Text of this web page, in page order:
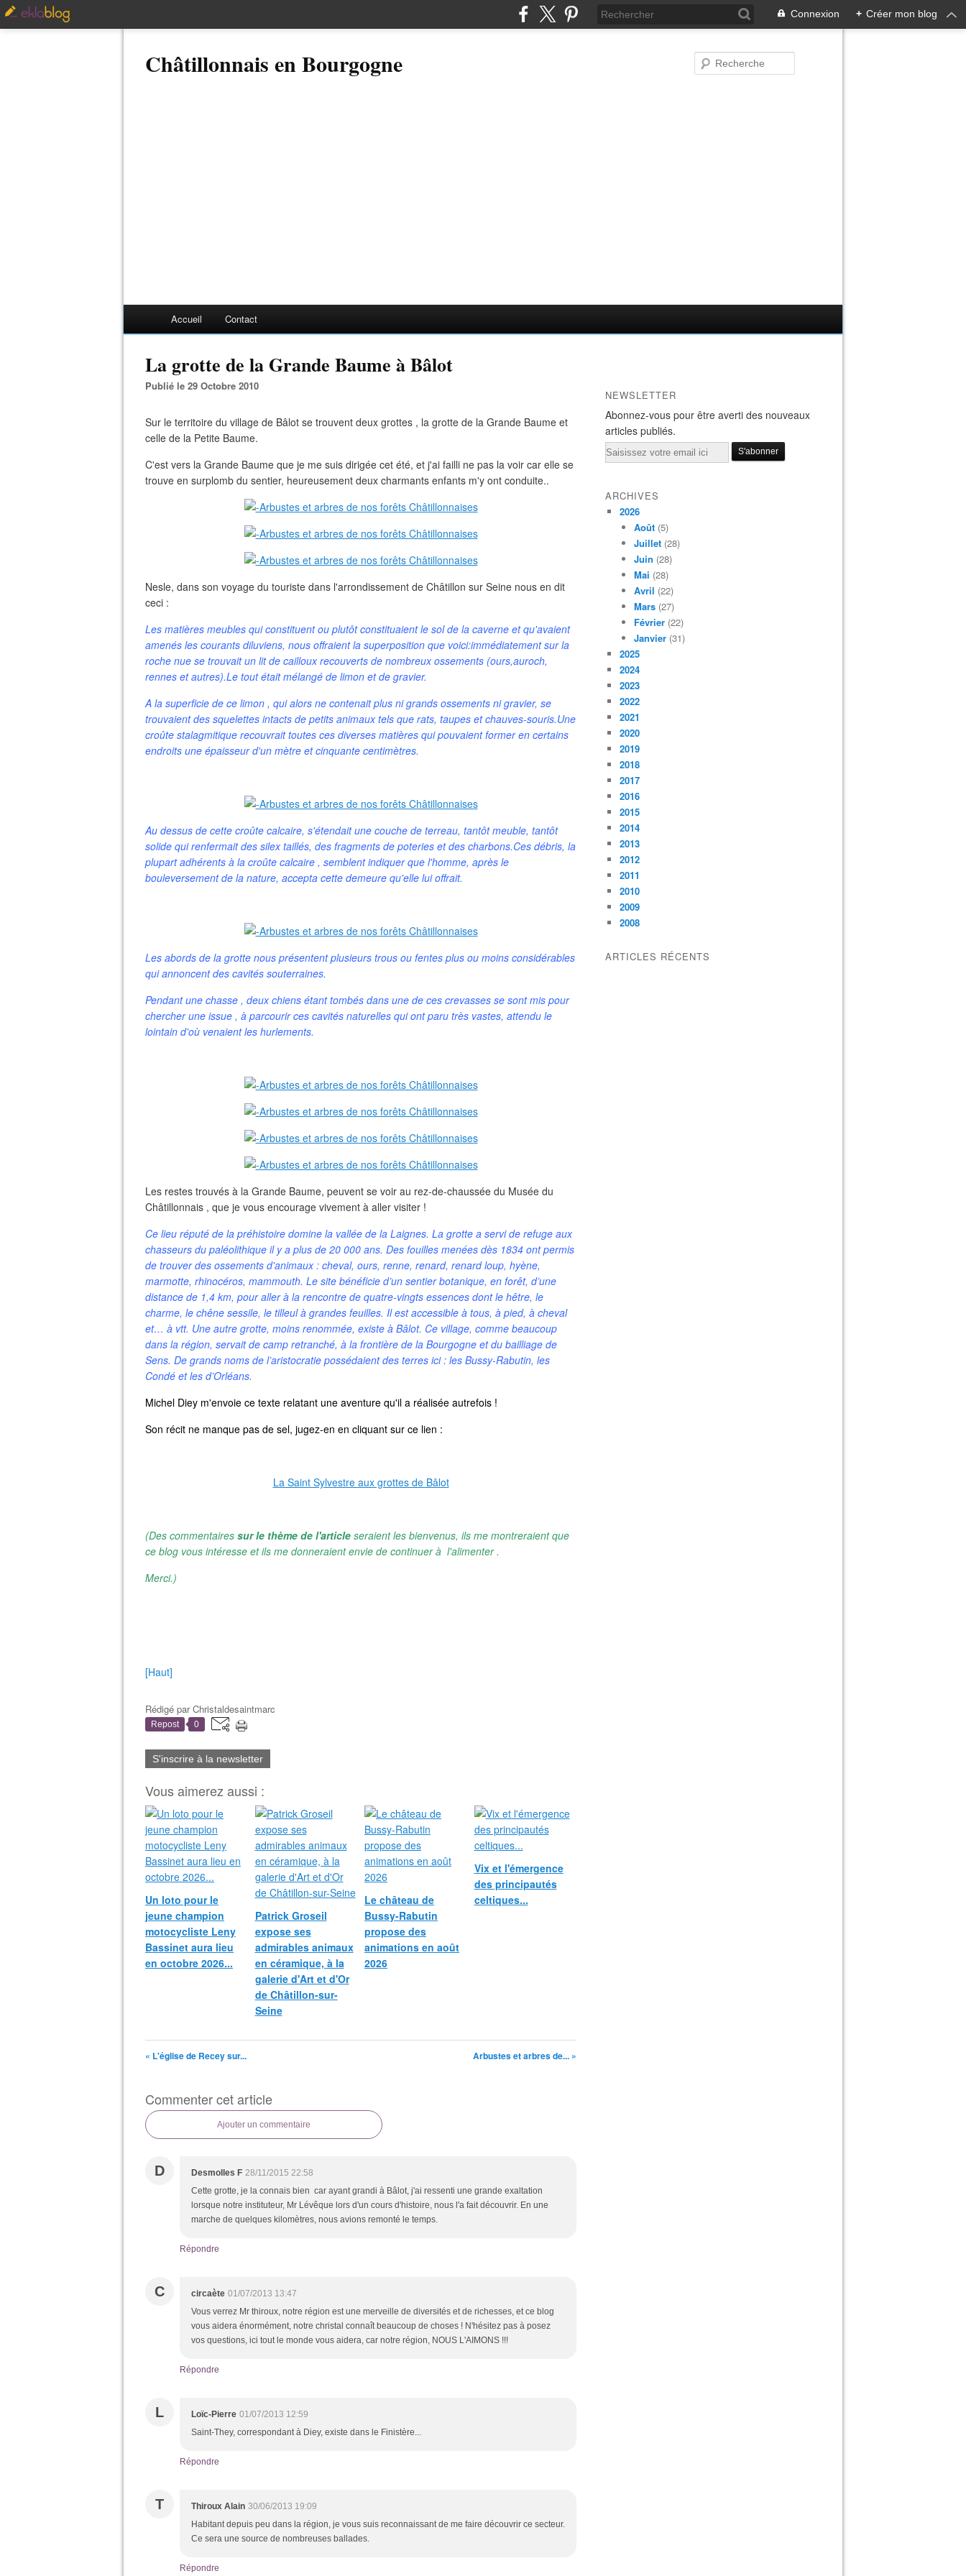
Connexion + Créer mon blog
Châtillonnais en Bourgogne
Accueil Contact
La grotte de la Grande Baume à Bâlot
Publié le 29 Octobre 2010
Sur le territoire du village de Bâlot se trouvent deux grottes , la grotte de la Grande Baume et
celle de la Petite Baume.
C'est vers la Grande Baume que je me suis dirigée cet été, et j'ai failli ne pas la voir car elle se
trouve en surplomb du sentier, heureusement deux charmants enfants m'y ont conduite..
Nesle, dans son voyage du touriste dans l'arrondissement de Châtillon sur Seine nous en dit
ceci :
Les matières meubles qui constituent ou plutôt constituaient le sol de la caverne et qu'avaient
amenés les courants diluviens, nous offraient la superposition que voici:immédiatement sur la
roche nue se trouvait un lit de cailloux recouverts de nombreux ossements (ours,auroch,
rennes et autres).Le tout était mélangé de limon et de gravier.
A la superficie de ce limon , qui alors ne contenait plus ni grands ossements ni gravier, se
trouvaient des squelettes intacts de petits animaux tels que rats, taupes et chauves-souris.Une
croûte stalagmitique recouvrait toutes ces diverses matières qui pouvaient former en certains
endroits une épaisseur d'un mètre et cinquante centimètres.
Au dessus de cette croûte calcaire, s'étendait une couche de terreau, tantôt meuble, tantôt
solide qui renfermait des silex taillés, des fragments de poteries et des charbons.Ces débris, la
plupart adhérents à la croûte calcaire , semblent indiquer que l'homme, après le
bouleversement de la nature, accepta cette demeure qu'elle lui offrait.
Les abords de la grotte nous présentent plusieurs trous ou fentes plus ou moins considérables
qui annoncent des cavités souterraines.
Pendant une chasse , deux chiens étant tombés dans une de ces crevasses se sont mis pour
chercher une issue , à parcourir ces cavités naturelles qui ont paru très vastes, attendu le
lointain d'où venaient les hurlements.
Les restes trouvés à la Grande Baume, peuvent se voir au rez-de-chaussée du Musée du
Châtillonnais , que je vous encourage vivement à aller visiter !
Ce lieu réputé de la préhistoire domine la vallée de la Laignes. La grotte a servi de refuge aux
chasseurs du paléolithique il y a plus de 20 000 ans. Des fouilles menées dès 1834 ont permis
de trouver des ossements d'animaux : cheval, ours, renne, renard, renard loup, hyène,
marmotte, rhinocéros, mammouth. Le site bénéficie d’un sentier botanique, en forêt, d’une
distance de 1,4 km, pour aller à la rencontre de quatre-vingts essences dont le hêtre, le
charme, le chêne sessile, le tilleul à grandes feuilles. Il est accessible à tous, à pied, à cheval
et… à vtt. Une autre grotte, moins renommée, existe à Bâlot. Ce village, comme beaucoup
dans la région, servait de camp retranché, à la frontière de la Bourgogne et du bailliage de
Sens. De grands noms de l’aristocratie possédaient des terres ici : les Bussy-Rabutin, les
Condé et les d’Orléans.
Michel Diey m'envoie ce texte relatant une aventure qu'il a réalisée autrefois !
Son récit ne manque pas de sel, jugez-en en cliquant sur ce lien :
La Saint Sylvestre aux grottes de Bâlot
(Des commentaires sur le thème de l'article seraient les bienvenus, ils me montreraient que
ce blog vous intéresse et ils me donneraient envie de continuer à l'alimenter .
Merci.)
[Haut]
Rédigé parChristaldesaintmarc
Repost 0
S'inscrire à la newsletter
Vous aimerez aussi :
Un loto pour le
jeune champion
motocycliste Leny
Bassinet aura lieu
en octobre 2026...
Patrick Groseil
expose ses
admirables animaux
en céramique, à la
galerie d'Art et d'Or
de Châtillon-sur-
Seine
Le château de
Bussy-Rabutin
propose des
animations en août
2026
Vix et l'émergence
des principautés
celtiques...
« L'église de Recey sur... Arbustes et arbres de... »
Commenter cet article
Ajouter un commentaire
D Desmolles F 28/11/2015 22:58
Cette grotte, je la connais bien car ayant grandi à Bâlot, j'ai ressenti une grande exaltation
lorsque notre instituteur, Mr Lévêque lors d'un cours d'histoire, nous l'a fait découvrir. En une
marche de quelques kilomètres, nous avions remonté le temps.
Répondre
C circaète 01/07/2013 13:47
Vous verrez Mr thiroux, notre région est une merveille de diversités et de richesses, et ce blog
vous aidera énormément, notre christal connaît beaucoup de choses ! N'hésitez pas à posez
vos questions, ici tout le monde vous aidera, car notre région, NOUS L'AIMONS !!!
Répondre
L Loïc-Pierre 01/07/2013 12:59
Saint-They, correspondant à Diey, existe dans le Finistère...
Répondre
T Thiroux Alain 30/06/2013 19:09
Habitant depuis peu dans la région, je vous suis reconnaissant de me faire découvrir ce secteur.
Ce sera une source de nombreuses ballades.
Répondre
NEWSLETTER
Abonnez-vous pour être averti des nouveaux
articles publiés.
Email
ARCHIVES
2026
Août (5)
Juillet (28)
Juin (28)
Mai (28)
Avril (22)
Mars (27)
Février (22)
Janvier (31)
2025
2024
2023
2022
2021
2020
2019
2018
2017
2016
2015
2014
2013
2012
2011
2010
2009
2008
ARTICLES RÉCENTS